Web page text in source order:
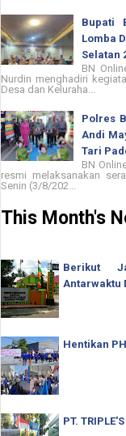
Bupati
Lomba
Selatan
BN
Nurdin menghadiri
Desa dan Keluraha...
Polres
Andi
Tari
BN
resmi melaksanakan
Senin (3/8/202...
This Month's
Berikut
Antarwaktu
Hentikan
PT.